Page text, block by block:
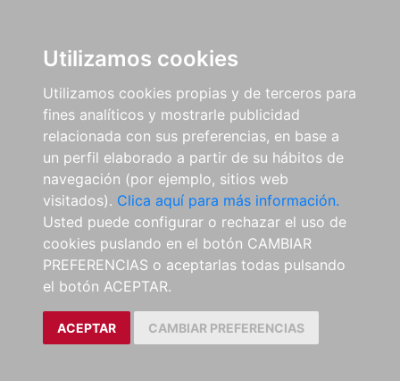
Utilizamos cookies
Utilizamos cookies propias y de terceros para
fines analíticos y mostrarle publicidad
relacionada con sus preferencias, en base a
un perfil elaborado a partir de su hábitos de
navegación (por ejemplo, sitios web
visitados). Clica aquí para más información.
Usted puede configurar o rechazar el uso de
cookies puslando en el botón CAMBIAR
PREFERENCIAS o aceptarlas todas pulsando
el botón ACEPTAR.
ACEPTAR CAMBIAR PREFERENCIAS